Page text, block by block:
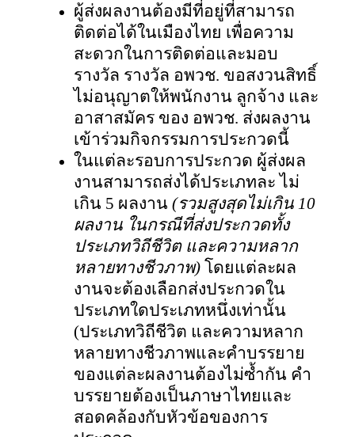
ผู้ส่งผลงานต้องมีที่อยู่ที่สามารถ
ติดต่อได้ในเมืองไทย เพื่อความ
สะดวกในการติดต่อและมอบ
รางวัล รางวัล อพวช. ขอสงวนสิทธิ์
ไม่อนุญาตให้พนักงาน ลูกจ้าง และ
อาสาสมัคร ของ อพวช. ส่งผลงาน
เข้าร่วมกิจกรรมการประกวดนี้
ในแต่ละรอบการประกวด ผู้ส่งผล
งานสามารถส่งได้ประเภทละ ไม่
เกิน 5 ผลงาน (รวมสูงสุดไม่เกิน 10
ผลงาน ในกรณีที่ส่งประกวดทั้ง
ประเภทวิถีชีวิต และความหลาก
หลายทางชีวภาพ) โดยแต่ละผล
งานจะต้องเลือกส่งประกวดใน
ประเภทใดประเภทหนึ่งเท่านั้น
(ประเภทวิถีชีวิต และความหลาก
หลายทางชีวภาพและคำบรรยาย
ของแต่ละผลงานต้องไม่ซ้ำกัน คำ
บรรยายต้องเป็นภาษาไทยและ
สอดคล้องกับหัวข้อของการ